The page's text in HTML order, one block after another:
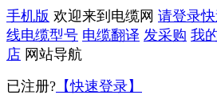
手机版 欢迎来到电缆网 请登录
线电缆型号 电缆翻译 发采购 我
店 网站导航
已注册? 【快速登录】